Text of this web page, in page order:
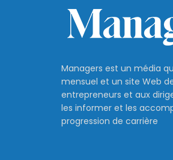
Managers est un média
mensuel et un site Web
entrepreneurs et aux
les informer et les
progression de carrière